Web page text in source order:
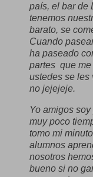
país, el bar de
tenemos
barato, se
Cuando
ha paseado
partes que
ustedes se les
no jejejeje.
Yo amigos
muy poco
tomo mi
alumnos
nosotros
bueno si no